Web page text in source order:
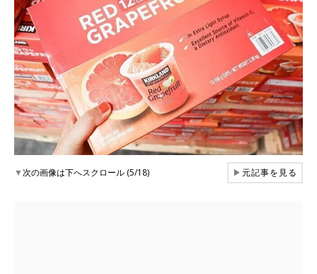
▼次の画像は下へスクロール (5/18) ▶元記事を見る